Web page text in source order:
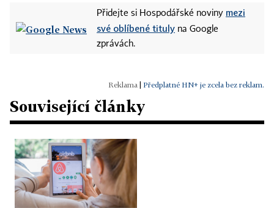
Přidejte si Hospodářské noviny mezi
své oblíbené tituly na Google
zprávách.
Předplatné HN+ je zcela bez reklam.
Související články